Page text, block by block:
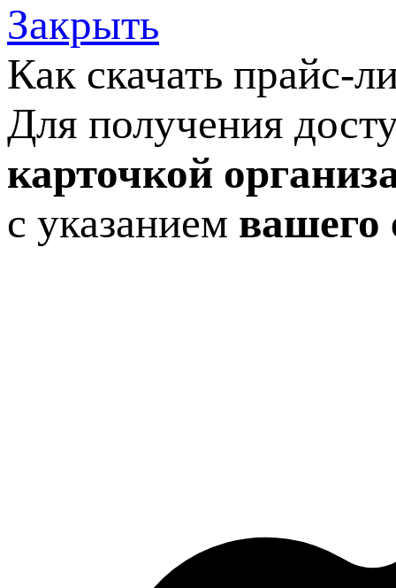
Закрыть
Как скачать прайс-
Для получения
карточкой
с указанием вашего